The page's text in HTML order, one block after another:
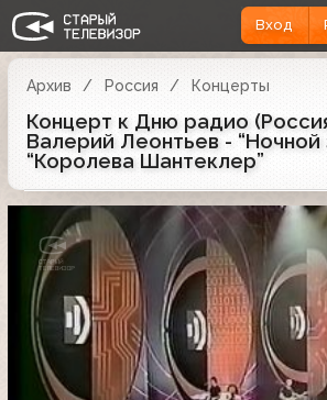
Вход
Архив Россия Концерты
Концерт к Дню радио
Валерий Леонтьев - “Ночной
“Королева Шантеклер”